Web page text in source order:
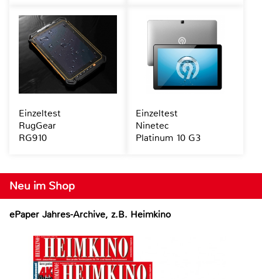
Neu im Shop
ePaper Jahres-Archive, z.B. Heimkino
Einzeltest
RugGear
RG910
Einzeltest
Ninetec
Platinum 10 G3